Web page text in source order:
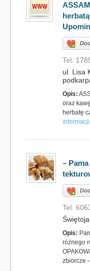
Tel.
ul. Lisa
Opis:
oraz
herbatę
–
Tel.
Opis:
różnego
zbiorcze